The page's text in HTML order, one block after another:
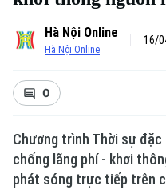
Hà Nội Online
Hà Nội Online
16/
0
Chương trình Thời sự
chống lãng phí - khơi
phát sóng trực tiếp trên